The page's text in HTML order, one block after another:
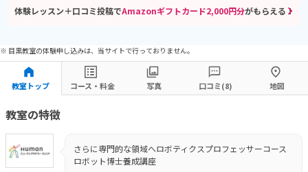
体験レッスン＋口コミ投稿でAmazonギフトカード2,000円分がもらえる！
※ 目黒教室の体験申し込みは、当サイトで行っておりません。
教室トップ コース・料金 写真 口コミ(8) 地図
教室の特徴
さらに専門的な領域へロボティクスプロフェッサーコース
ロボット博士養成講座